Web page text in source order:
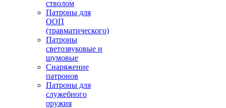
стволом
Патроны для
ООП
(травматического)
Патроны
светозвуковые и
шумовые
Снаряжение
патронов
Патроны для
служебного
оружия